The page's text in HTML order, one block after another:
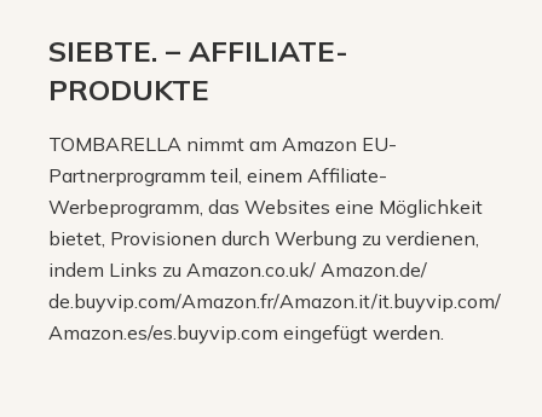
SIEBTE. – AFFILIATE-
PRODUKTE
TOMBARELLA nimmt am Amazon EU-
Partnerprogramm teil, einem Affiliate-
Werbeprogramm, das Websites eine Möglichkeit
bietet, Provisionen durch Werbung zu verdienen,
indem Links zu Amazon.co.uk/ Amazon.de/
de.buyvip.com/Amazon.fr/Amazon.it/it.buyvip.com/
Amazon.es/es.buyvip.com eingefügt werden.